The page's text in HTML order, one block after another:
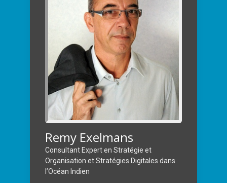
Remy Exelmans
Consultant Expert en Stratégie et
Organisation et Stratégies Digitales dans
l’Océan Indien